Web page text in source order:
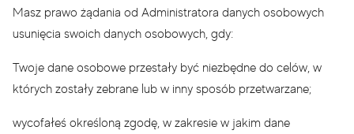
Masz prawo żądania od Administratora danych osobowych
usunięcia swoich danych osobowych, gdy:
Twoje dane osobowe przestały być niezbędne do celów, w
których zostały zebrane lub w inny sposób przetwarzane;
wycofałeś określoną zgodę, w zakresie w jakim dane